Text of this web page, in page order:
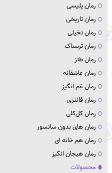
رمان پلیسی
رمان تاریخی
رمان تخیلی
رمان ترسناک
رمان طنز
رمان عاشقانه
رمان غم انگیز
رمان فانتزی
رمان کل‌کلی
رمان های بدون سانسور
رمان هم خانه ای
رمان هیجان انگیز
محصولات